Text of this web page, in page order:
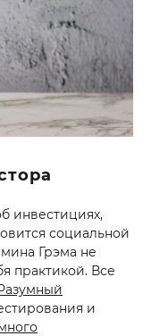
инвестициях,
социальной
Грэма не
практикой. Все
и